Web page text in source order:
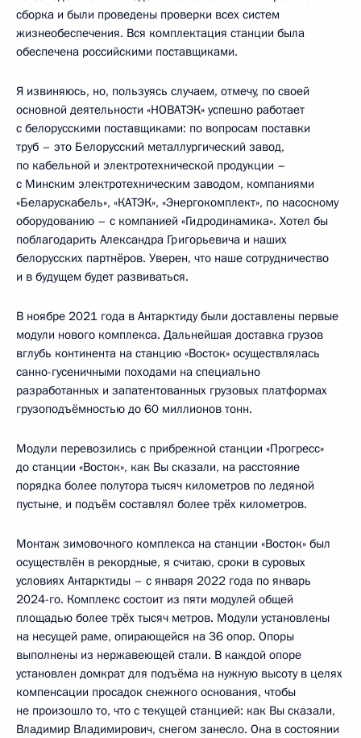
сборка и были проведены проверки всех систем
жизнеобеспечения. Вся комплектация станции была
обеспечена российскими поставщиками.
Я извиняюсь, но, пользуясь случаем, отмечу, по своей
основной деятельности «НОВАТЭК» успешно работает
с белорусскими поставщиками: по вопросам поставки
труб – это Белорусский металлургический завод,
по кабельной и электротехнической продукции –
с Минским электротехническим заводом, компаниями
«Беларускабель», «КАТЭК», «Энергокомплект», по насосному
оборудованию – с компанией «Гидродинамика». Хотел бы
поблагодарить Александра Григорьевича и наших
белорусских партнёров. Уверен, что наше сотрудничество
и в будущем будет развиваться.
В ноябре 2021 года в Антарктиду были доставлены первые
модули нового комплекса. Дальнейшая доставка грузов
вглубь континента на станцию «Восток» осуществлялась
санно-гусеничными походами на специально
разработанных и запатентованных грузовых платформах
грузоподъёмностью до 60 миллионов тонн.
Модули перевозились с прибрежной станции «Прогресс»
до станции «Восток», как Вы сказали, на расстояние
порядка более полутора тысяч километров по ледяной
пустыне, и подъём составлял более трёх километров.
Монтаж зимовочного комплекса на станции «Восток» был
осуществлён в рекордные, я считаю, сроки в суровых
условиях Антарктиды – с января 2022 года по январь
2024-го. Комплекс состоит из пяти модулей общей
площадью более трёх тысяч метров. Модули установлены
на несущей раме, опирающейся на 36 опор. Опоры
выполнены из нержавеющей стали. В каждой опоре
установлен домкрат для подъёма на нужную высоту в целях
компенсации просадок снежного основания, чтобы
не произошло то, что с текущей станцией: как Вы сказали,
Владимир Владимирович, снегом занесло. Она в состоянии